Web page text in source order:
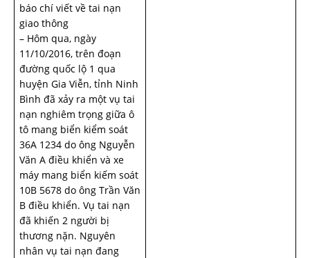
báo chí viết về tai nạn
giao thông
– Hôm qua, ngày
11/10/2016, trên đoạn
đường quốc lộ 1 qua
huyện Gia Viễn, tỉnh Ninh
Bình đã xảy ra một vụ tai
nạn nghiêm trọng giữa ô
tô mang biển kiểm soát
36A 1234 do ông Nguyễn
Văn A điều khiển và xe
máy mang biển kiếm soát
10B 5678 do ông Trần Văn
B điều khiển. Vụ tai nạn
đã khiến 2 người bị
thương nặn. Nguyên
nhân vụ tai nạn đang